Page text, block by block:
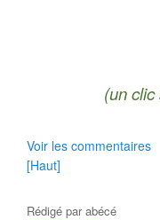
(un
Voir les commentaires
[Haut]
Rédigé parabécé